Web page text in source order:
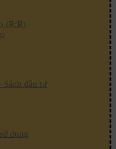
(R:R)
Sách đầu tư
dụng